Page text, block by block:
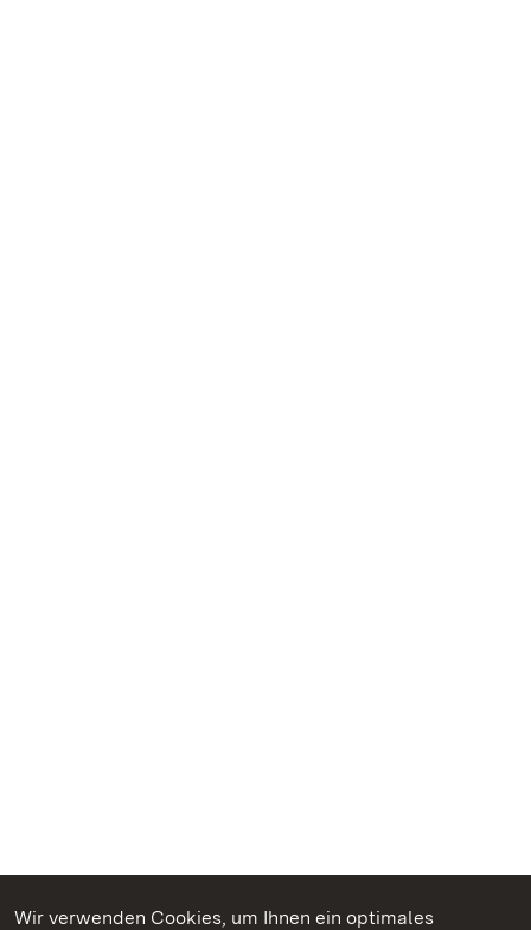
Wir verwenden Cookies, um Ihnen ein optimales